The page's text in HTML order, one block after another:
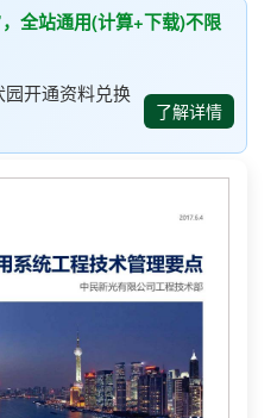
全站通用(计算+下载)不限
开通资料兑换
了解详情